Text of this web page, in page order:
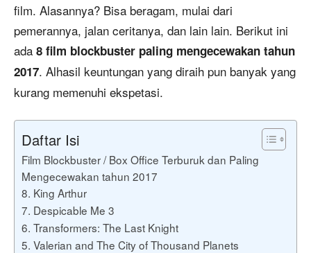
film. Alasannya? Bisa beragam, mulai dari
pemerannya, jalan ceritanya, dan lain lain. Berikut ini
ada 8 film blockbuster paling mengecewakan tahun
2017. Alhasil keuntungan yang diraih pun banyak yang
kurang memenuhi ekspetasi.
Daftar Isi
Film Blockbuster / Box Office Terburuk dan Paling
Mengecewakan tahun 2017
8. King Arthur
7. Despicable Me 3
6. Transformers: The Last Knight
5. Valerian and The City of Thousand Planets